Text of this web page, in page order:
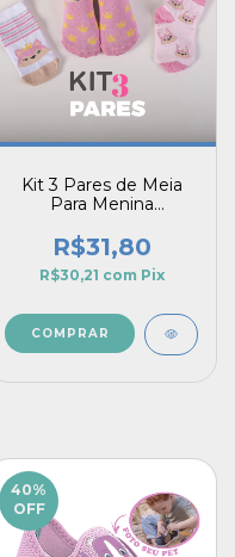
Kit 3 Pares de Meia
Para Menina
Raposinha Rosa
R$31,80
R$30,21 com Pix
COMPRAR
40%
OFF